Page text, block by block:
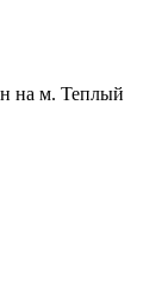
на м. Теплый